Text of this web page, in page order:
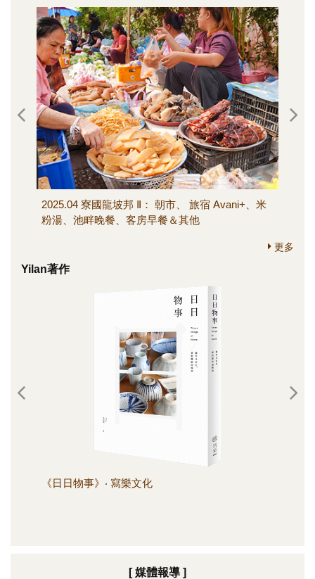
2025.04 寮國龍坡邦 Ⅱ： 朝市、 旅宿 Avani+、米
粉湯、池畔晚餐、客房早餐＆其他
更多
Yilan著作
《日日物事》‧ 寫樂文化
[ 媒體報導 ]